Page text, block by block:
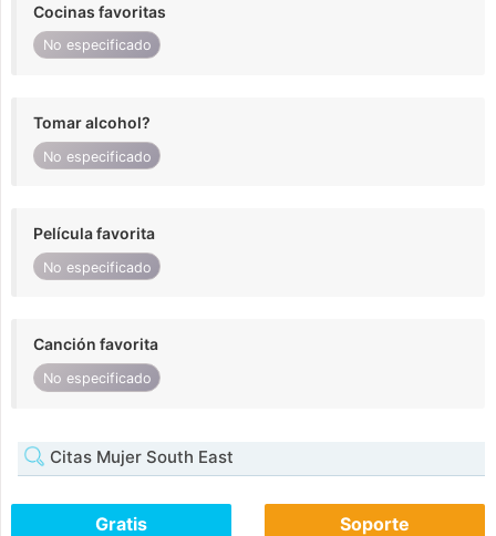
Cocinas favoritas
No especificado
Tomar alcohol?
No especificado
Película favorita
No especificado
Canción favorita
No especificado
Citas Mujer South East
Gratis Soporte